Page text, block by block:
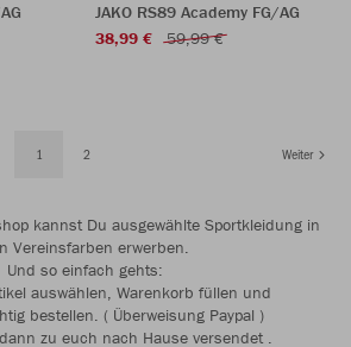
JAKO RS89 Academy FG/AG
38,99 €
59,99 €
1 2 Weiter
kannst Du ausgewählte Sportkleidung in
Vereinsfarben erwerben.
Und so einfach gehts:
auswählen, Warenkorb füllen und
bestellen. ( Überweisung Paypal )
zu euch nach Hause versendet .